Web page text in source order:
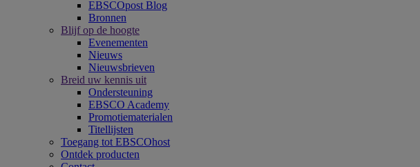
EBSCOpost Blog
Bronnen
Blijf op de hoogte
Evenementen
Nieuws
Nieuwsbrieven
Breid uw kennis uit
Ondersteuning
EBSCO Academy
Promotiematerialen
Titellijsten
Toegang tot EBSCOhost
Ontdek producten